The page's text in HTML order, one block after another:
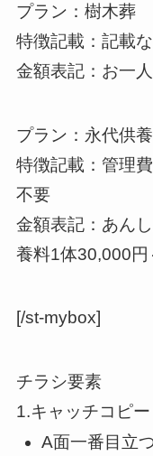
プラン：樹木葬
特徴記載：記載
金額表記：お一
プラン：永代供養
特徴記載：管理
不要
金額表記：あん
養料1体30,000円
[/st-mybox]
チラシ要素
1.キャッチコピー
A面一番目立